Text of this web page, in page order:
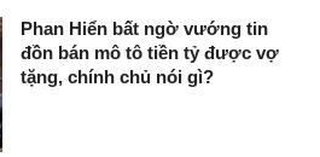
Phan Hiển bất ngờ vướng tin
đồn bán mô tô tiền tỷ được vợ
tặng, chính chủ nói gì?